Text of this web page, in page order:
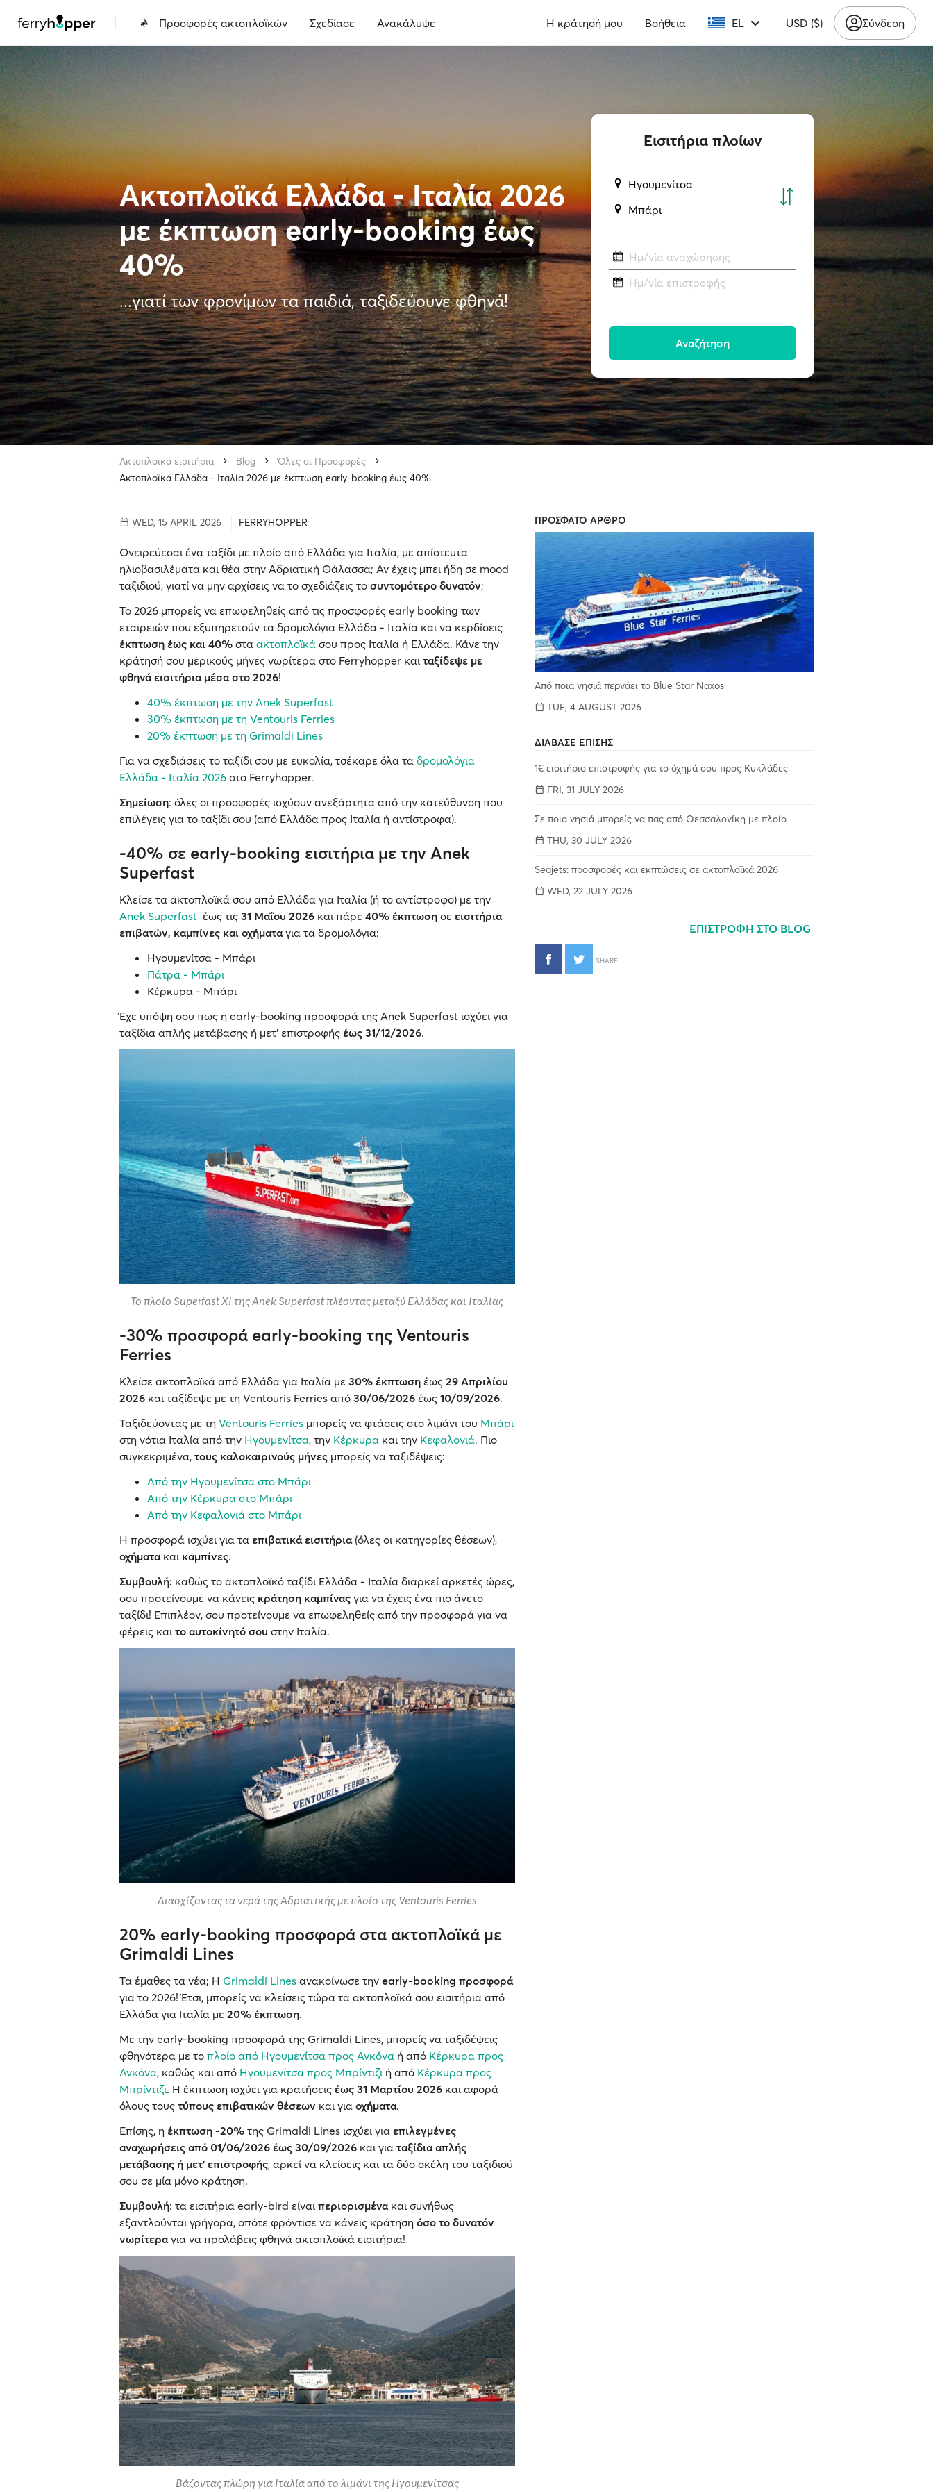
| Προσφορές ακτοπλοϊκών Σχεδίασε Ανακάλυψε Η κράτησή μου Βοήθεια EL USD ($) Σύνδεση
Ακτοπλοϊκά Ελλάδα - Ιταλία 2026
με έκπτωση early-booking έως
40%
...γιατί των φρονίμων τα παιδιά, ταξιδεύουνε φθηνά!
Εισιτήρια πλοίων
Ηγουμενίτσα
Μπάρι
Ημ/νία αναχώρησης
Ημ/νία επιστροφής
Αναζήτηση
Ακτοπλοϊκά εισιτήρια Blog
Όλες οι Προσφορές
Ακτοπλοϊκά Ελλάδα - Ιταλία 2026 με έκπτωση early-booking έως 40%
WED, 15 APRIL 2026 FERRYHOPPER
Ονειρεύεσαι ένα ταξίδι με πλοίο από Ελλάδα για Ιταλία, με απίστευτα
ηλιοβασιλέματα και θέα στην Αδριατική Θάλασσα; Αν έχεις μπει ήδη σε mood
ταξιδιού, γιατί να μην αρχίσεις να το σχεδιάζεις το συντομότερο δυνατόν;
Το 2026 μπορείς να επωφεληθείς από τις προσφορές early booking των
εταιρειών που εξυπηρετούν τα δρομολόγια Ελλάδα - Ιταλία και να κερδίσεις
έκπτωση έως και 40% στα ακτοπλοϊκά σου προς Ιταλία ή Ελλάδα. Κάνε την
κράτησή σου μερικούς μήνες νωρίτερα στο Ferryhopper και ταξίδεψε με
φθηνά εισιτήρια μέσα στο 2026!
40% έκπτωση με την Anek Superfast
30% έκπτωση με τη Ventouris Ferries
20% έκπτωση με τη Grimaldi Lines
Για να σχεδιάσεις το ταξίδι σου με ευκολία, τσέκαρε όλα τα δρομολόγια
Ελλάδα - Ιταλία 2026 στο Ferryhopper.
Σημείωση: όλες οι προσφορές ισχύουν ανεξάρτητα από την κατεύθυνση που
επιλέγεις για το ταξίδι σου (από Ελλάδα προς Ιταλία ή αντίστροφα).
-40% σε early-booking εισιτήρια με την Anek
Superfast
Κλείσε τα ακτοπλοϊκά σου από Ελλάδα για Ιταλία (ή το αντίστροφο) με την
Anek Superfast έως τις 31 Μαΐου 2026 και πάρε 40% έκπτωση σε εισιτήρια
επιβατών, καμπίνες και οχήματαγια τα δρομολόγια:
Ηγουμενίτσα - Μπάρι
Πάτρα - Μπάρι
Κέρκυρα - Μπάρι
Έχε υπόψη σου πως η early-booking προσφορά της Anek Superfast ισχύει για
ταξίδια απλής μετάβασης ή μετ' επιστροφής έως 31/12/2026.
Το πλοίο Superfast XI της Anek Superfast πλέοντας μεταξύ Ελλάδας και Ιταλίας
-30% προσφορά early-booking της Ventouris
Ferries
Κλείσε ακτοπλοϊκά από Ελλάδα για Ιταλία με 30% έκπτωση έως 29 Απριλίου
2026 και ταξίδεψε με τη Ventouris Ferries από 30/06/2026 έως 10/09/2026.
Ταξιδεύοντας με τη Ventouris Ferries μπορείς να φτάσεις στο λιμάνι του Μπάρι
στη νότια Ιταλία από την Ηγουμενίτσα, την Κέρκυρα και την Κεφαλονιά. Πιο
συγκεκριμένα, τους καλοκαιρινούς μήνες μπορείς να ταξιδέψεις:
Από την Ηγουμενίτσα στο Μπάρι
Από την Κέρκυρα στο Μπάρι
Από την Κεφαλονιά στο Μπάρι
Η προσφορά ισχύει για τα επιβατικά εισιτήρια (όλες οι κατηγορίες θέσεων),
οχήματακαι καμπίνες.
Συμβουλή: καθώς το ακτοπλοϊκό ταξίδι Ελλάδα - Ιταλία διαρκεί αρκετές ώρες,
σου προτείνουμε να κάνεις κράτηση καμπίνας για να έχεις ένα πιο άνετο
ταξίδι! Επιπλέον, σου προτείνουμε να επωφεληθείς από την προσφορά για να
φέρεις και το αυτοκίνητό σου στην Ιταλία.
Διασχίζοντας τα νερά της Αδριατικής με πλοίο της Ventouris Ferries
20% early-booking προσφορά στα ακτοπλοϊκά με
Grimaldi Lines
Τα έμαθες τα νέα; Η Grimaldi Lines ανακοίνωσε την early-booking προσφορά
για το 2026! Έτσι, μπορείς να κλείσεις τώρα τα ακτοπλοϊκά σου εισιτήρια από
Ελλάδα για Ιταλία με 20% έκπτωση.
Με την early-booking προσφορά της Grimaldi Lines, μπορείς να ταξιδέψεις
φθηνότερα με το πλοίο από Ηγουμενίτσα προς Ανκόνα ή από Κέρκυρα προς
Ανκόνα, καθώς και από Ηγουμενίτσα προς Μπρίντιζι ή από Κέρκυρα προς
Μπρίντιζι. Η έκπτωση ισχύει για κρατήσεις έως 31 Μαρτίου 2026 και αφορά
όλους τους τύπους επιβατικών θέσεων και για οχήματα.
Επίσης, η έκπτωση -20% της Grimaldi Lines ισχύει για επιλεγμένες
αναχωρήσεις από 01/06/2026 έως 30/09/2026 και για ταξίδια απλής
μετάβασης ή μετ' επιστροφής, αρκεί να κλείσεις και τα δύο σκέλη του ταξιδιού
σου σε μία μόνο κράτηση.
Συμβουλή: τα εισιτήρια early-bird είναι περιορισμένα και συνήθως
εξαντλούνται γρήγορα, οπότε φρόντισε να κάνεις κράτηση όσο το δυνατόν
νωρίτεραγια να προλάβεις φθηνά ακτοπλοϊκά εισιτήρια!
Βάζοντας πλώρη για Ιταλία από το λιμάνι της Ηγουμενίτσας
ΠΡΟΣΦΑΤΟ ΑΡΘΡΟ
Από ποια νησιά περνάει το Blue Star Naxos
TUE, 4 AUGUST 2026
ΔΙΑΒΑΣΕ ΕΠΙΣΗΣ
1€ εισιτήριο επιστροφής για το όχημά σου προς Κυκλάδες
FRI, 31 JULY 2026
Σε ποια νησιά μπορείς να πας από Θεσσαλονίκη με πλοίο
THU, 30 JULY 2026
Seajets: προσφορές και εκπτώσεις σε ακτοπλοϊκά 2026
WED, 22 JULY 2026
ΕΠΙΣΤΡΟΦΗ ΣΤΟ BLOG
SHARE